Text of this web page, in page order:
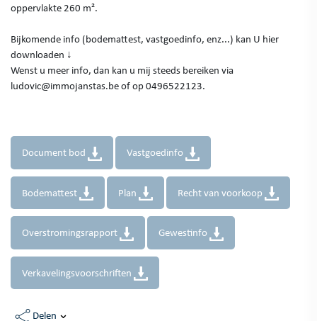
oppervlakte 260 m².
Bijkomende info (bodemattest, vastgoedinfo, enz...) kan U hier
downloaden ↓
Wenst u meer info, dan kan u mij steeds bereiken via
ludovic@immojanstas.be of op 0496522123.
Document bod Vastgoedinfo
Bodemattest Plan Recht van voorkoop
Overstromingsrapport Gewestinfo
Verkavelingsvoorschriften
Delen